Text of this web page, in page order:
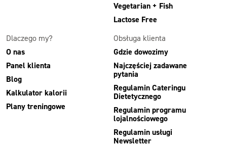
Vegetarian + Fish
Lactose Free
Dlaczego my?
O nas
Panel klienta
Blog
Kalkulator kalorii
Plany treningowe
Obsługa klienta
Gdzie dowozimy
Najczęściej zadawane
pytania
Regulamin Cateringu
Dietetycznego
Regulamin programu
lojalnościowego
Regulamin usługi
Newsletter